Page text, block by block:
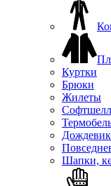
Куртки
Брюки
Жилеты
Шапки,